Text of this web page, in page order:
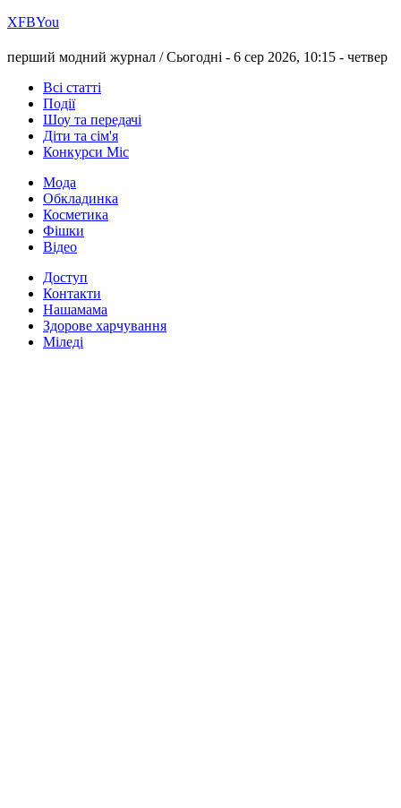
ХFBYou
перший модний журнал /Сьогодні - 6 сер 2026, 10:15 - четвер
Всі статті
Події
Шоу та передачі
Діти та сім'я
Конкурси Міс
Мода
Обкладинка
Косметика
Фішки
Відео
Доступ
Контакти
Нашамама
Здорове харчування
Міледі